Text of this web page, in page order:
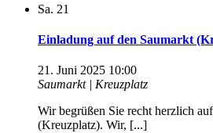
Sa. 21
Einladung auf den Saumarkt
21. Juni 2025 10:00
Saumarkt | Kreuzplatz
Wir begrüßen Sie recht herzlich
(Kreuzplatz). Wir, [...]